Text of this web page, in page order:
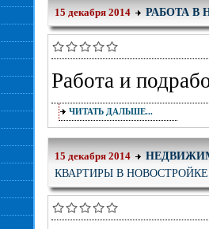
15 декабря 2014 РАБОТА В
Работа и
ЧИТАТЬ ДАЛЬШЕ...
15 декабря 2014
КВАРТИРЫ В